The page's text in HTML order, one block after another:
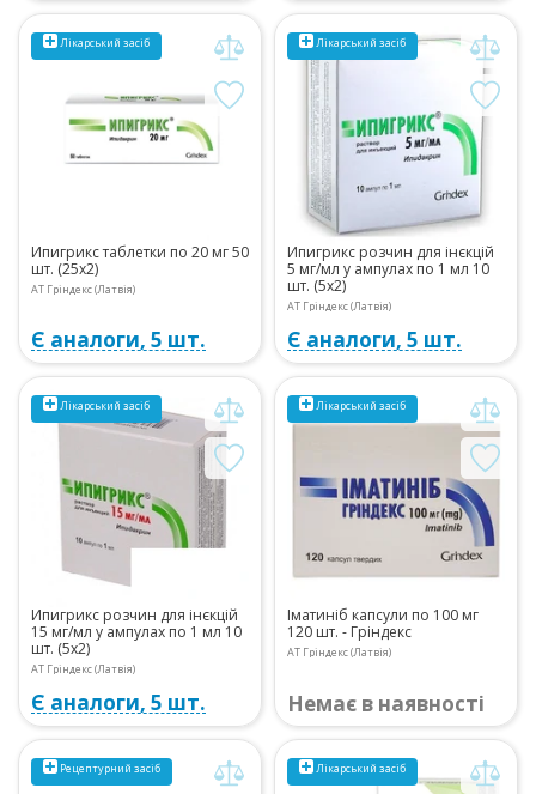
Лікарський засіб
Ипигрикс таблетки по 20 мг 50
шт. (25х2)
АТ Гріндекс (Латвія)
Є аналоги, 5 шт.
Лікарський засіб
Ипигрикс розчин для інєкцій
5 мг/мл у ампулах по 1 мл 10
шт. (5х2)
АТ Гріндекс (Латвія)
Є аналоги, 5 шт.
Лікарський засіб
Ипигрикс розчин для інєкцій
15 мг/мл у ампулах по 1 мл 10
шт. (5х2)
АТ Гріндекс (Латвія)
Є аналоги, 5 шт.
Лікарський засіб
Іматиніб капсули по 100 мг
120 шт. - Гріндекс
АТ Гріндекс (Латвія)
Немає в наявності
Рецептурний засіб Лікарський засіб